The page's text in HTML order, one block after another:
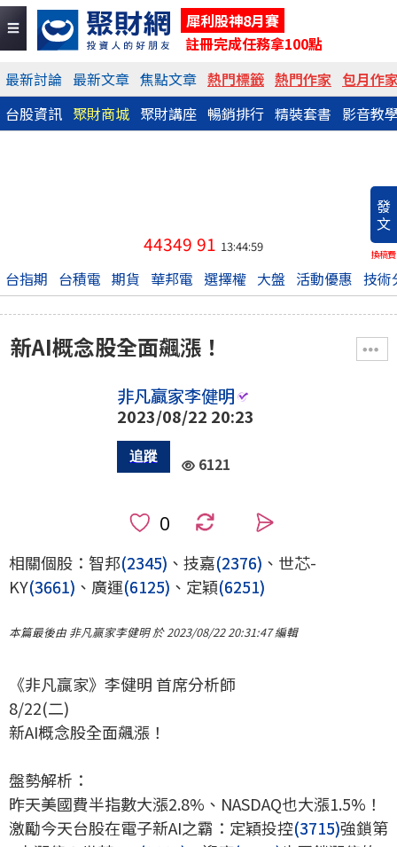
犀利股神8月賽
註冊完成任務拿100點
最新討論 最新文章 焦點文章 熱門標籤 熱門作家 包月作
台股資訊 聚財商城 聚財講座 暢銷排行 精裝套書 影音教
發
文
換稿費
44349 91 13:44:59
台指期 台積電 期貨 華邦電 選擇權 大盤 活動優惠 技術
新AI概念股全面飆漲！
非凡贏家李健明
2023/08/22 20:23
6121
相關個股：智邦(2345) 、技嘉(2376) 、世芯-
KY(3661) 、廣運(6125) 、定穎(6251)
本篇最後由 非凡贏家李健明 於 2023/08/22 20:31:47 編輯
《非凡贏家》李健明 首席分析師
8/22(二)
新AI概念股全面飆漲！
盤勢解析：
昨天美國費半指數大漲2.8%、NASDAQ也大漲1.5%！
激勵今天台股在電子新AI之霸：定穎投控(3715)強鎖第